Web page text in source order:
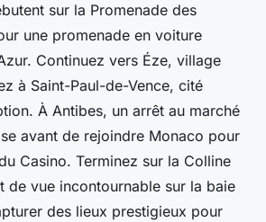
sur la Promenade des
une promenade en voiture
Continuez vers Éze, village
à Saint-Paul-de-Vence, cité
À Antibes, un arrêt au marché
avant de rejoindre Monaco pour
Casino. Terminez sur la Colline
de vue incontournable sur la baie
des lieux prestigieux pour